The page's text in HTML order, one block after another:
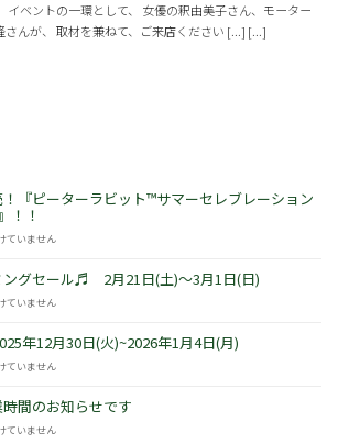
イベントの一環として、 女優の釈由美子さん、モーター
さんが、 取材を兼ねて、ご来店ください [...] [...]
『ピーターラビット™サマーセレブレーション
！！
ていません
ングセール♬ 2月21日(土)～3月1日(日)
ていません
年12月30日(火)~2026年1月4日(月)
ていません
間のお知らせです
ていません